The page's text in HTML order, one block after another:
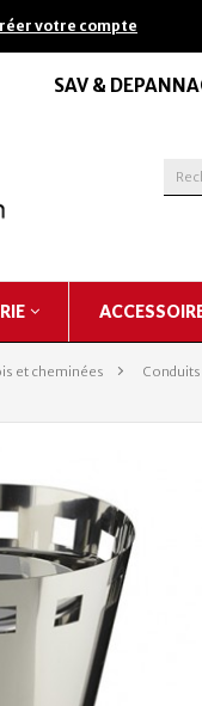
votre compte
SAV &
et cheminées >